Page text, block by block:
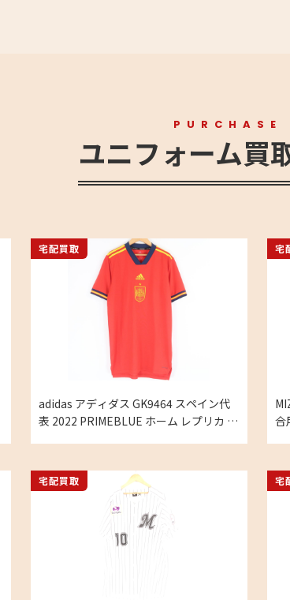
PURCHASE
ユニフォーム買
adidas アディダス GK9464 スペイン代
表 2022 PRIMEBLUE ホーム レプリカ 半
宅配買取
合
宅
宅配買取 宅